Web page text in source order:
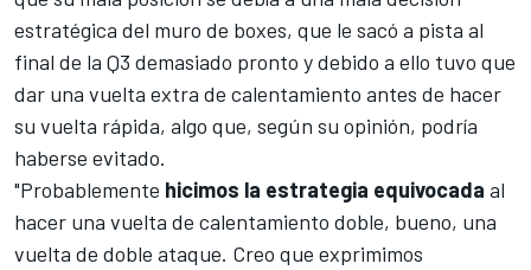
estratégica del muro de boxes, que le sacó a pista al
final de la Q3 demasiado pronto y debido a ello tuvo que
dar una vuelta extra de calentamiento antes de hacer
su vuelta rápida, algo que, según su opinión, podría
haberse evitado.
"Probablemente hicimos la estrategia equivocada al
hacer una vuelta de calentamiento doble, bueno, una
vuelta de doble ataque. Creo que exprimimos